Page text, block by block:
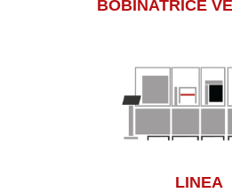
BOBINATRICE
LINEA